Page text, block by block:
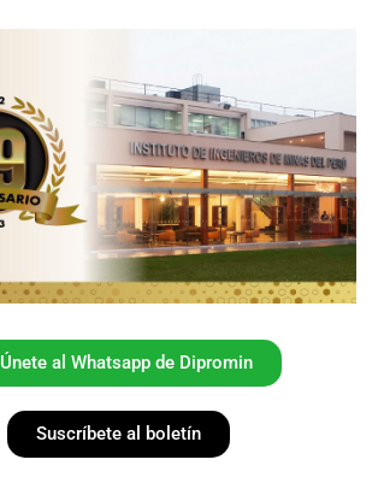
Únete al Whatsapp de Dipromin
Suscríbete al boletín